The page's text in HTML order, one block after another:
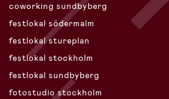
coworking sundbyberg
festlokal södermalm
festlokal stureplan
festlokal stockholm
festlokal sundbyberg
fotostudio stockholm